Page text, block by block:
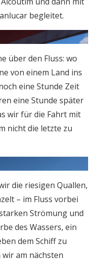
begleitet.
über den Fluss: wo
von einem Land ins
eine Stunde Zeit
eine Stunde später
wir für die Fahrt mit
nicht die letzte zu
die riesigen Quallen,
– im Fluss vorbei
Strömung und
des Wassers, ein
dem Schiff zu
am nächsten